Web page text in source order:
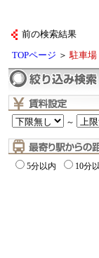
前の検索結果
TOPページ ＞駐車場
～
5分以内 10分